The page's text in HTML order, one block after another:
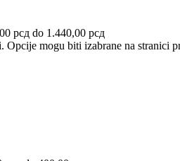
рсд do 1.440,00 рсд
mogu biti izabrane na stranici